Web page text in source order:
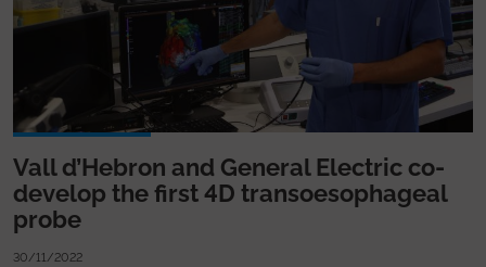
Vall d’Hebron and General Electric co-
develop the first 4D transoesophageal
probe
30/11/2022